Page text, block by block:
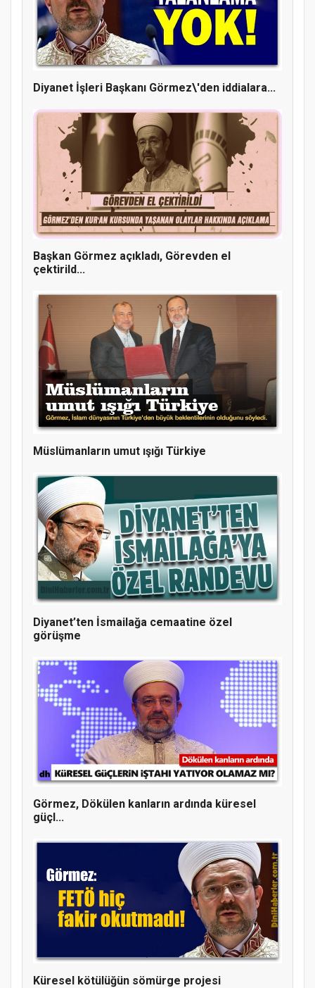
Doğanyol'da Temel Dini Bilgiler Sınavı
Gerçekleştirildi
MÜFTÜ ABULSELAM ÖZDERE’YE ZİYARET
Hz. Peygamber ve Gençlik Konferansı
Diyanet İşleri Başkanı Görmez\'den iddialara...
Başkan Görmez açıkladı, Görevden el
çektirild...
Müslümanların umut ışığı Türkiye
Diyanet’ten İsmailağa cemaatine özel
görüşme
Görmez, Dökülen kanların ardında küresel
güçl...
Küresel kötülüğün sömürge projesi